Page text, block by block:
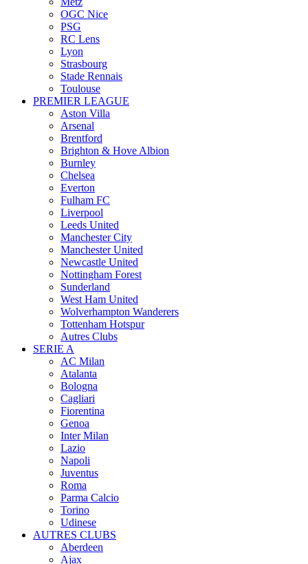
OGC Nice
PSG
RC Lens
Lyon
Strasbourg
Stade Rennais
Toulouse
PREMIER LEAGUE
Aston Villa
Arsenal
Brentford
Brighton & Hove Albion
Burnley
Chelsea
Everton
Fulham FC
Liverpool
Leeds United
Manchester City
Manchester United
Newcastle United
Nottingham Forest
Sunderland
West Ham United
Wolverhampton Wanderers
Tottenham Hotspur
Autres Clubs
SERIE A
AC Milan
Atalanta
Bologna
Cagliari
Fiorentina
Genoa
Inter Milan
Lazio
Napoli
Juventus
Roma
Parma Calcio
Torino
Udinese
AUTRES CLUBS
Aberdeen
Ajax